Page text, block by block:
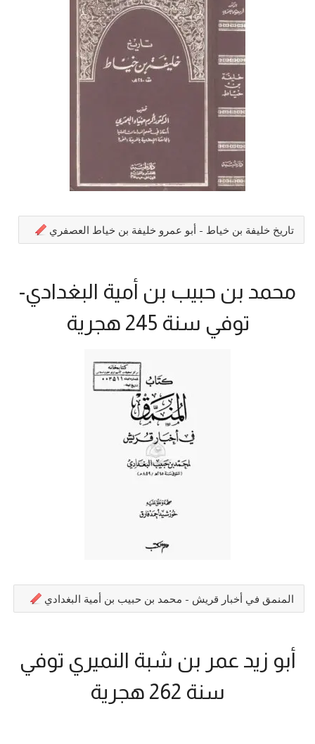
تاريخ خليفة بن خياط - أبو عمرو خليفة بن خياط العصفري
محمد بن حبيب بن أمية البغدادي-
توفي سنة 245 هجرية
المنمق في أخبار قريش - محمد بن حبيب بن أمية البغدادي
أبو زيد عمر بن شبة النميري توفي
سنة 262 هجرية